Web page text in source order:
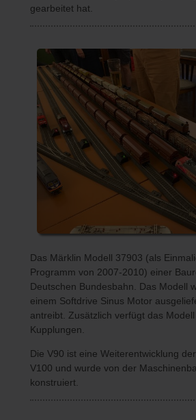
gearbeitet hat.
Das Märklin Modell 37903 (als
Programm von 2007-2010) einer
Deutschen Bundesbahn. Das Modell
einem Softdrive Sinus Motor
antreibt. Zusätzlich verfügt das
Kupplungen.
Die V90 ist eine Weiterentwicklung
V100 und wurde von der
konstruiert.